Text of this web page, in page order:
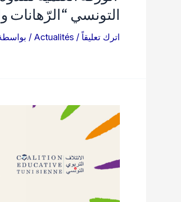
التونسي “الرّهانات
اترك تعليقاً /
Actualités
/